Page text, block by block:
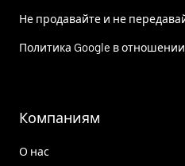
Не продавайте и не
Политика Google в
Компаниям
О нас